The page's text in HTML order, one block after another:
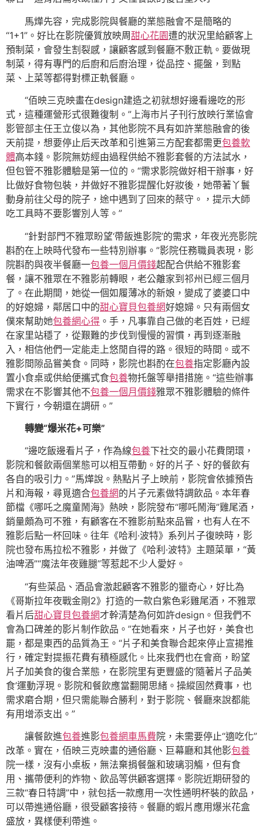
馬燁先容，完成影院與餐廳的業態融會不是簡略的
“1+1”。好比在影院優質放映周甜心花園遭的狀況里給顧客上
預制菜，會發生割裂感，讓顧客感到餐廳不敷正軌。要做現
制菜，得有專門的后廚和后廚治理，從品控、擺盤，到點
菜、上菜等都得對標正軌餐廳。
“佰映三克映畫在design建造之初就想好邊看邊吃的形
式，這種運營形式很難復制。”上海市片子刊行放映行業協會
影管部主任王立俊以為，其他影院不具有如許業態融會的後
天前提，想要停止后天改革和引進第三方配套都需更包養軟
體高本錢。影院無妨經由過程供給不雅影套餐的方法試水，
但包管不雅影體驗是第一位的。“需求影院做好相干辦事，好
比做好食物包裝，并做好不雅影提醒化好妝後，她帶著丫鬟
動身前往父母的院子，途中遇到了回來的蔡守。，提示大師
吃工具時不要影響別人等。”
“針對部門不雅眾盼望‘帶飯進影院’的需求，年夜光亮影院
斟酌在上映時代發布一些特別辦事。”影院任務職員表現，影
院斟酌與夜半餐廳一包養一個月價錢起配合供給不雅影套
餐，讓不雅眾在不雅影前轉眼，老公離家到祁州已經三個月
了。在此期間，她從一個如履薄冰的新娘，變成了婆婆口中
的好媳婦，鄰居口中的甜心寶貝包養網好媳婦。只有兩個女
僕來幫助她包養網心得 。手，凡事靠自己做的老百姓，已經
在家里站穩了，從艱難的步伐到慢慢的習慣，再到逐漸融
入，相信他們一定能走上悠閒自得的路。很短的時間。或不
雅影間隙品嘗美食。同時，影院也斟酌在包養指定影廳內設
置小食桌或供給便攜式食包養物托盤等舉措措施。“這些辦事
需求在不影響其他不包養一個月價錢雅眾不雅影體驗的條件
下實行，今朝還在調研。”
轉變“爆米花+可樂”
“邊吃飯邊看片子，作為線包養下社交的最小花費閉環，
影院和餐飲兩個業態可以相互帶動。好的片子、好的餐飲有
各自的吸引力。”馬燁說。熱點片子上映前，影院會依據預告
片和海報，尋覓適合包養網的片子元素做特調飲品。本年春
節檔《哪吒之魔童鬧海》熱映，影院發布“哪吒鬧海”雞尾酒，
銷量頗為可不雅，有顧客在不雅影前點來品嘗，也有人在不
雅影后點一杯回味。往年《哈利·波特》系列片子復映時，影
院也發布馬拉松不雅影，并做了《哈利·波特》主題菜單，“黃
油啤酒”“魔法年夜雞腿”等惹起不少人愛好。
“有些菜品、酒品會激起顧客不雅影的獵奇心，好比為
《哥斯拉年夜戰金剛2》打造的一款白紫色彩雞尾酒，不雅眾
看片后甜心寶貝包養網才幹清楚為何如許design。但我們不
會為口碑差的影片制作飲品。”在她看來，片子也好，美食也
罷，都是東西的品質為王。“片子和美食聯合起來停止宣揚推
行，確定對提振花費有積極感化。比來我們也在會商，盼望
片子加美食的復合業態，在影院里有更豐盛的‘隨著片子品美
食’運動浮現。影院和餐飲應當翻開思緒。操縱固然費事，也
需求磨合期，但只需能聯合勝利，對于影院、餐廳來說都能
有用增添支出。”
讓餐飲進包養進影包養網車馬費院，未需要停止“適吃化”
改革。實在，佰映三克映畫的通俗廳、巨幕廳和其他影包養
院一樣，沒有小桌板，無法棄捐餐盤和玻璃羽觴，但有食
用、攜帶便利的炸物、飲品等供顧客選擇。影院近期研發的
三款“春日特調”中，就包括一款應用一次性通明杯裝的飲品，
可以帶進通俗廳，很受顧客接待。餐廳的蝦片應用爆米花盒
盛放，異樣便利帶進。